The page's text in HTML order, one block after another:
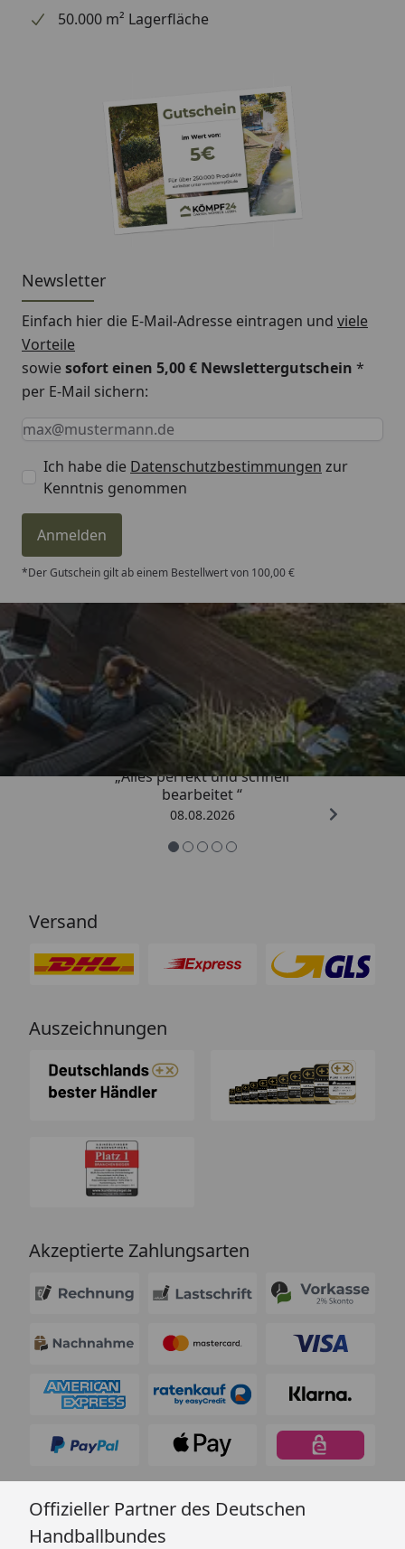
50.000 m² Lagerfläche
Newsletter
Einfach hier die E-Mail-Adresse eintragen und viele
Vorteile
sowiesofort einen 5,00 € Newslettergutschein *
per E-Mail sichern:
Keine Eingabe erforderlich
Eingabe erforderlich
E-Mail *
Ich habe die Datenschutzbestimmungen zur
Kenntnis genommen
Anmelden
*Der Gutschein gilt ab einem Bestellwert von 100,00 €
Trusted Shops
4,81/ 5
„Alles perfekt und schnell
bearbeitet “
08.08.2026
Versand
Auszeichnungen
Akzeptierte Zahlungsarten
Offizieller Partner des Deutschen
Handballbundes